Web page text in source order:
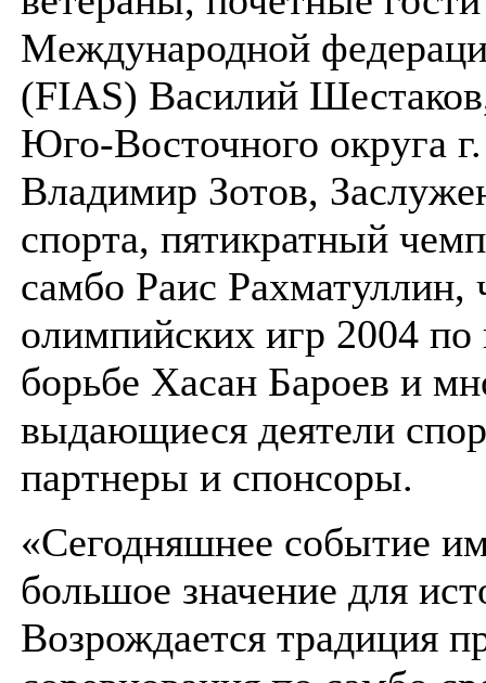
Международной
(FIAS) Василий
Юго-Восточного округа
Владимир Зотов,
спорта, пятикратный
самбо Раис Рахматуллин,
олимпийских игр 2004 по
борьбе Хасан Бароев и
выдающиеся деятели
партнеры и спонсоры.
«Сегодняшнее событие
большое значение для
Возрождается традиция